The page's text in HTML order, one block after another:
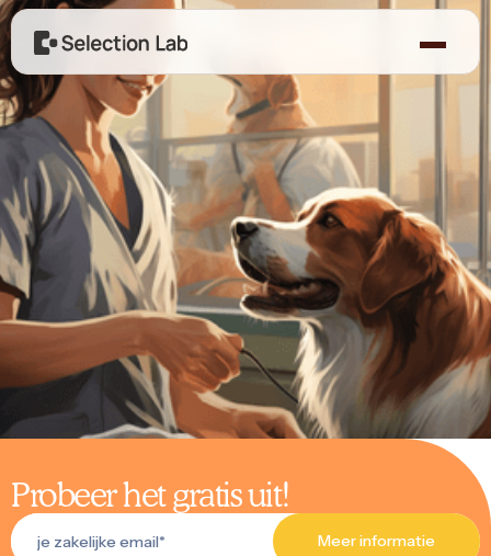
Probeer het gratis uit!